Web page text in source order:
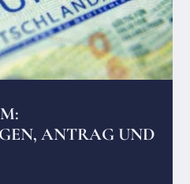
ANTRAG UND